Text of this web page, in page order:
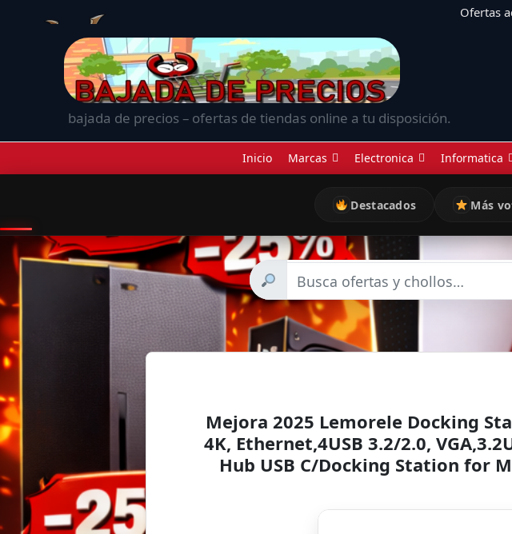
Ofertas
bajada de precios – ofertas de tiendas online a tu disposición.
Inicio Marcas Electronica Informatica
Destacados Más
Mejora 2025 Lemorele Docking
4K, Ethernet,4USB 3.2/2.0,
Hub USB C/Docking Station for